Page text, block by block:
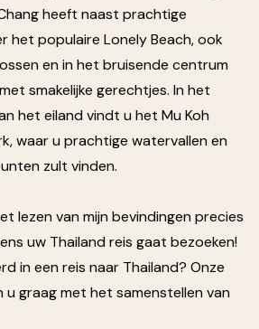
heeft naast prachtige
het populaire Lonely Beach, ook
en in het bruisende centrum
smakelijke gerechtjes. In het
het eiland vindt u het Mu Koh
waar u prachtige watervallen en
zult vinden.
lezen van mijn bevindingen precies
uw Thailand reis gaat bezoeken!
in een reis naar Thailand? Onze
u graag met het samenstellen van